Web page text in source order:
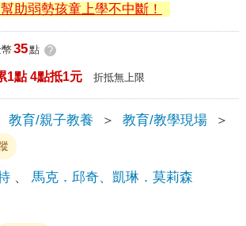
助弱勢孩童上學不中斷！
35點 ?
1點 4點抵1元 折抵無上限
教育/親子教養 ＞ 教育/教學現場
＞
、 馬克．邱奇、凱琳．莫莉森